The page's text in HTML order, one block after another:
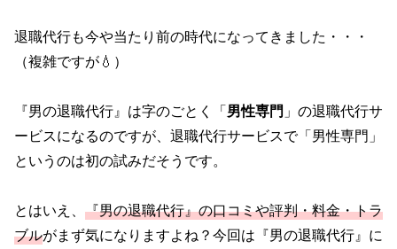
退職代行も今や当たり前の時代になってきました・・・
（複雑ですが💧）
『男の退職代行』は字のごとく「男性専門 」の退職代行サ
ービスになるのですが、退職代行サービスで「男性専門」
というのは初の試みだそうです。
とはいえ、 『男の退職代行』の口コミや評判・料金・トラ
ブルがまず気になりますよね？今回は『男の退職代行』に